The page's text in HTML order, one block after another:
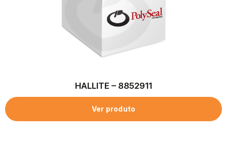
HALLITE – 8852911
Ver produto